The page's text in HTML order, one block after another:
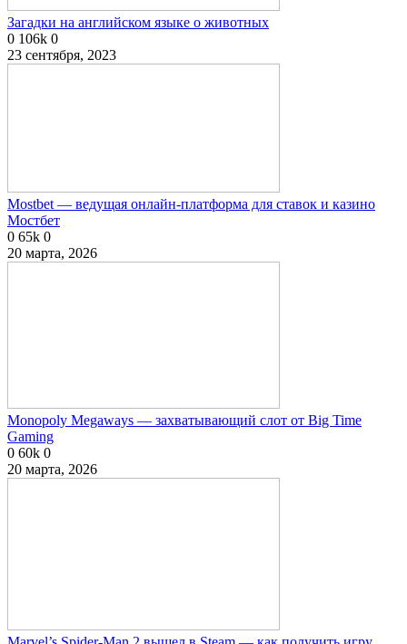
Загадки на английском языке о животных
0 106k 0
23 сентября, 2023
Mostbet — ведущая онлайн-платформа для ставок и казино
Мостбет
0 65k 0
20 марта, 2026
Monopoly Megaways — захватывающий слот от Big Time
Gaming
0 60k 0
20 марта, 2026